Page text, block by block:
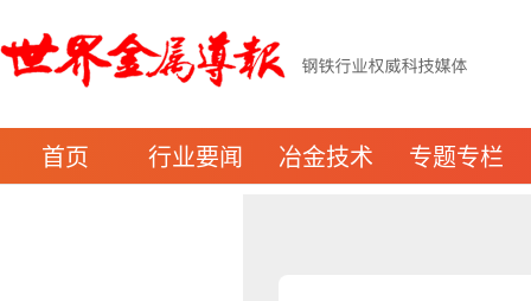
首页 行业要闻 冶金技术 专题专栏